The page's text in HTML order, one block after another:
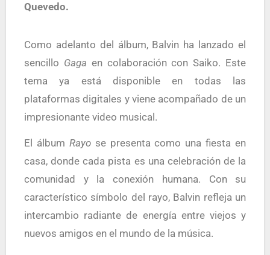
Quevedo.
Como adelanto del álbum, Balvin ha lanzado el
sencillo Gaga en colaboración con Saiko. Este
tema ya está disponible en todas las
plataformas digitales y viene acompañado de un
impresionante video musical.
El álbum Rayose presenta como una fiesta en
casa, donde cada pista es una celebración de la
comunidad y la conexión humana. Con su
característico símbolo del rayo, Balvin refleja un
intercambio radiante de energía entre viejos y
nuevos amigos en el mundo de la música.